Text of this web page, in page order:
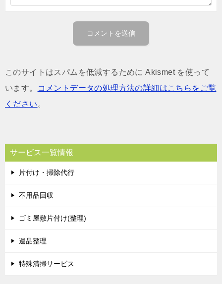
このサイトはスパムを低減するために Akismet を使って
います。
コメントデータの処理方法の詳細はこちらをご覧
ください 。
サービス一覧情報
片付け・掃除代行
不用品回収
ゴミ屋敷片付け(整理)
遺品整理
特殊清掃サービス